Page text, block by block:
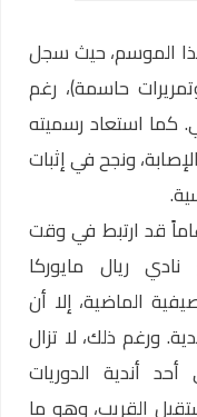
الموسم، حيث سجل
حاسمة)، رغم
كما استعاد رسميته
ونجح في إثبات
اللاعب البالغ من العمر 26 عاماً قد ارتبط في وقت
ريال مايوركا
الماضية، إلا أن
ورغم ذلك، لا تزال
أحد أندية الدوريات
القريب، وهو ما